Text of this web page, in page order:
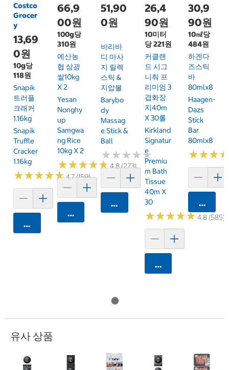
Costco
Grocer
y
13,69
0원
10g당
118원
Snapik
트러플
크래커
1.16kg
Snapik
Truffle
Cracker
1.16kg
★★★★★
★★★★★4.7 (159)
카트에 담기
66,9
00원
100g당
310원
예산농
협 삼광
쌀10kg
X 2
Yesan
Nonghy
Up
Samgwa
Ng Rice
10kg X 2
★★★★★
★★★★★4.8 (273)
카트에 담기
51,90
0원
바리바
디 마사
지 릴렉
스틱 &
지압볼
Barybo
Dy
Massag
E Stick &
Ball
★★★★★
★★★★★
카트에 담기
26,4
90원
10미터
당 221원
커클랜
드 시그
니춰 프
리미엄 3
겹화장
지40m
X 30롤
Kirkland
Signatur
E
Premiu
M Bath
Tissue
40m X
30
★★★★★
★★★★★4.8 (585)
카트에 담기
30,9
90원
10㎖당
484원
하겐다
즈스틱
바
80mlx8
Haagen-
Dazs
Stick
Bar
80mlx8
★★★
★★★
카트에
유사 상품